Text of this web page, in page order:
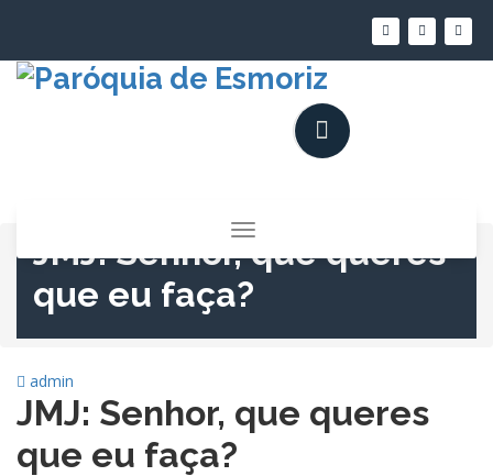
conteúdo
Alternar
a
navegação
JMJ: Senhor, que queres
que eu faça?
admin
JMJ: Senhor, que queres
que eu faça?